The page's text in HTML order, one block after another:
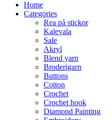
Home
Categories
Rea på stickor
Kalevala
Sale
Akryl
Blend yarn
Broderigarn
Buttons
Cotton
Crochet
Crochet hook
Diamond Painting